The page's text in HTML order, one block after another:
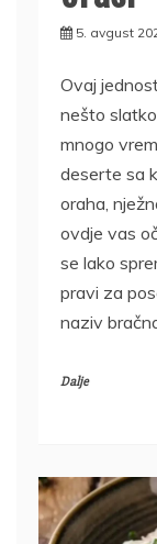
5. avgust
Ovaj
nešto
mnogo
deserte sa
oraha,
ovdje vas
se lako
pravi za
naziv
Dalje